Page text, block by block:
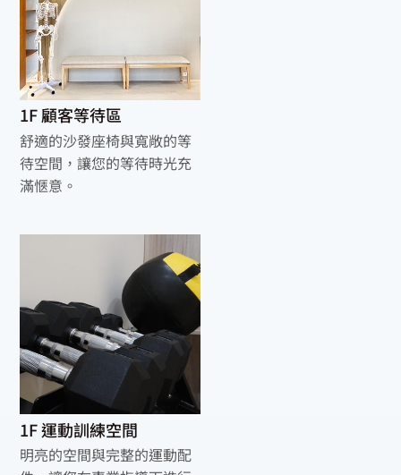
1F 顧客等待區
舒適的沙發座椅與寬敞的等
待空間，讓您的等待時光充
滿愜意。
1F 運動訓練空間
明亮的空間與完整的運動配